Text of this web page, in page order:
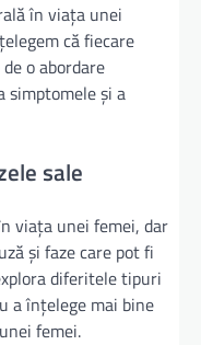
în viața unei
că fiecare
o abordare
simptomele și a
sale
viața unei femei, dar
și faze care pot fi
diferitele tipuri
a înțelege mai bine
femei.